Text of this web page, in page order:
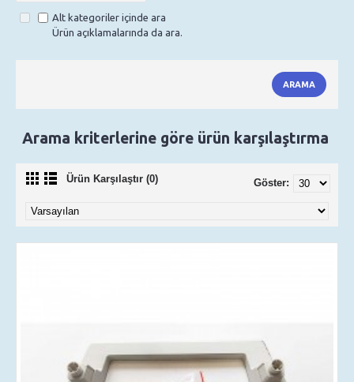
Alt kategoriler içinde ara
Ürün açıklamalarında da ara.
Arama kriterlerine göre ürün karşılaştırma
Ürün Karşılaştır (0) Göster: